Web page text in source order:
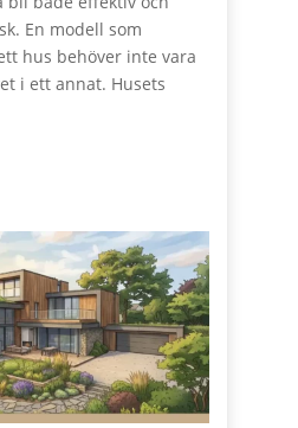
En modell som
hus behöver inte vara
i ett annat. Husets